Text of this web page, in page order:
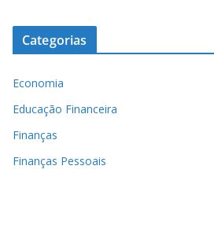
Categorias
Economia
Educação Financeira
Finanças
Finanças Pessoais